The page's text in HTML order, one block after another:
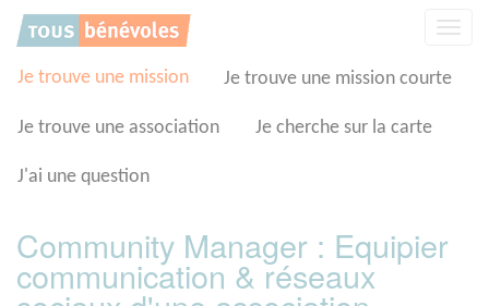
Je trouve une mission Je trouve une mission courte
Je trouve une association Je cherche sur la carte
J'ai une question
Community Manager : Equipier
communication & réseaux
Panneau de gestion des cookies